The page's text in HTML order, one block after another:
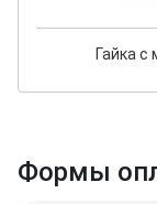
Гайка с
Формы